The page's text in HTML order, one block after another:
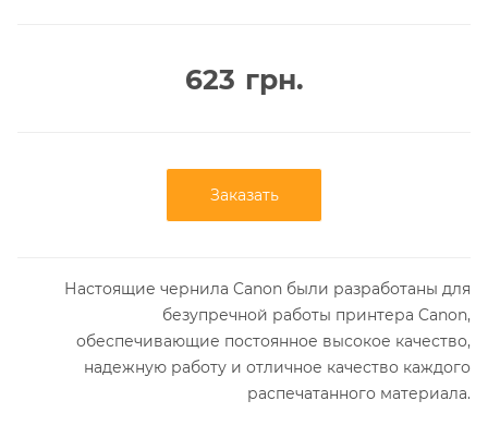
623 грн.
Заказать
Настоящие чернила Canon были разработаны для
безупречной работы принтера Canon,
обеспечивающие постоянное высокое качество,
надежную работу и отличное качество каждого
распечатанного материала.